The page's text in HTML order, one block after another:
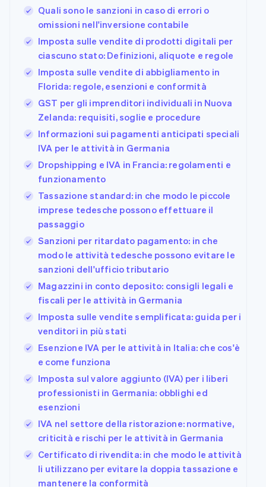
Quali sono le sanzioni in caso di errori o
omissioni nell'inversione contabile
Imposta sulle vendite di prodotti digitali per
ciascuno stato: Definizioni, aliquote e regole
Imposta sulle vendite di abbigliamento in
Florida: regole, esenzioni e conformità
GST per gli imprenditori individuali in Nuova
Zelanda: requisiti, soglie e procedure
Informazioni sui pagamenti anticipati speciali
IVA per le attività in Germania
Dropshipping e IVA in Francia: regolamenti e
funzionamento
Tassazione standard: in che modo le piccole
imprese tedesche possono effettuare il
passaggio
Sanzioni per ritardato pagamento: in che
modo le attività tedesche possono evitare le
sanzioni dell'ufficio tributario
Magazzini in conto deposito: consigli legali e
fiscali per le attività in Germania
Imposta sulle vendite semplificata: guida per i
venditori in più stati
Esenzione IVA per le attività in Italia: che cos'è
e come funziona
Imposta sul valore aggiunto (IVA) per i liberi
professionisti in Germania: obblighi ed
esenzioni
IVA nel settore della ristorazione: normative,
criticità e rischi per le attività in Germania
Certificato di rivendita: in che modo le attività
li utilizzano per evitare la doppia tassazione e
mantenere la conformità